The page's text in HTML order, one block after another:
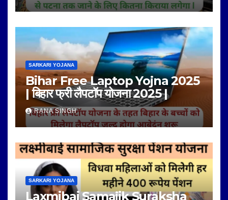
SARKARI YOJANA
Bihar Free Laptop Yojna 2025
| बिहार फ्री लैपटॉप योजना 2025 |
RANA SINGH
SARKARI YOJANA
Laxmibai Samajik Suraksha